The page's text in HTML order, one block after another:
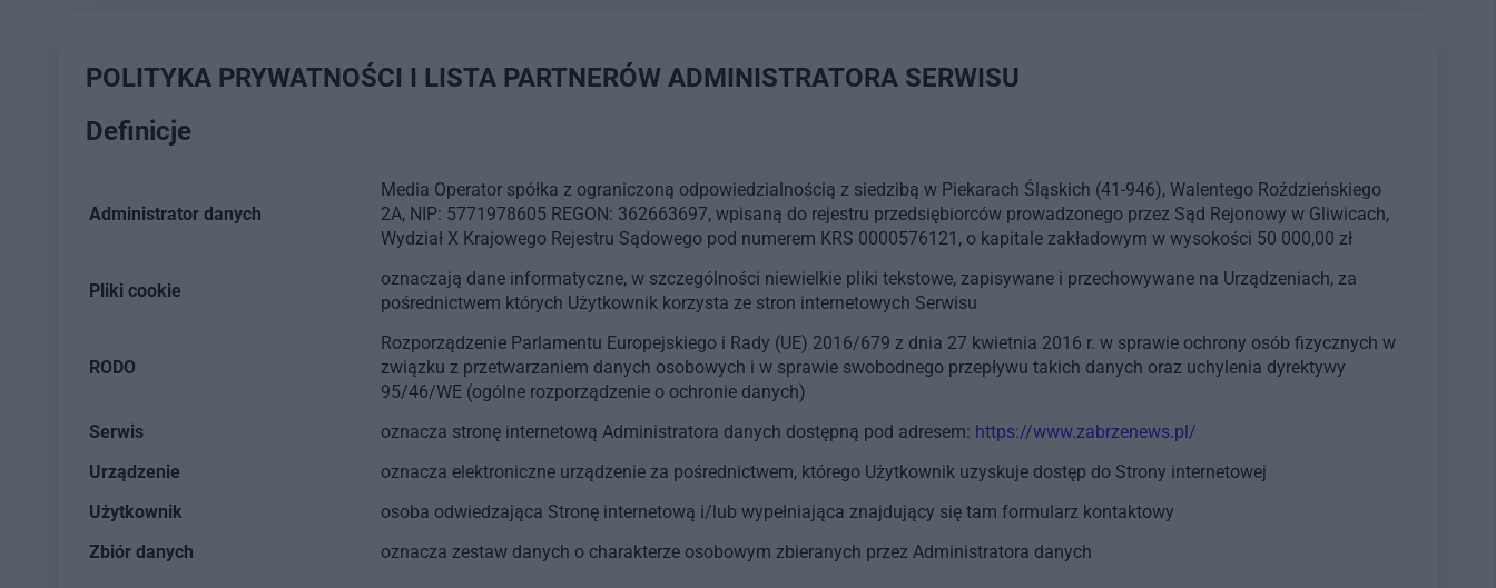
POLITYKA PRYWATNOŚCI I LISTA PARTNERÓW ADMINISTRATORA SERWISU
Definicje
Administrator danych
Media Operator spółka z ograniczoną odpowiedzialnością z siedzibą w Piekarach Śląskich (41-946), Walentego Roździeńskiego
2A, NIP: 5771978605 REGON: 362663697, wpisaną do rejestru przedsiębiorców prowadzonego przez Sąd Rejonowy w Gliwicach,
Wydział X Krajowego Rejestru Sądowego pod numerem KRS 0000576121, o kapitale zakładowym w wysokości 50 000,00 zł
Pliki cookie
oznaczają dane informatyczne, w szczególności niewielkie pliki tekstowe, zapisywane i przechowywane na Urządzeniach, za
pośrednictwem których Użytkownik korzysta ze stron internetowych Serwisu
RODO
Rozporządzenie Parlamentu Europejskiego i Rady (UE) 2016/679 z dnia 27 kwietnia 2016 r. w sprawie ochrony osób fizycznych w
związku z przetwarzaniem danych osobowych i w sprawie swobodnego przepływu takich danych oraz uchylenia dyrektywy
95/46/WE (ogólne rozporządzenie o ochronie danych)
Serwis
oznacza stronę internetową Administratora danych dostępną pod adresem: https://www.zabrzenews.pl/
Urządzenie
oznacza elektroniczne urządzenie za pośrednictwem, którego Użytkownik uzyskuje dostęp do Strony internetowej
Użytkownik
osoba odwiedzająca Stronę internetową i/lub wypełniająca znajdujący się tam formularz kontaktowy
Zbiór danych
oznacza zestaw danych o charakterze osobowym zbieranych przez Administratora danych